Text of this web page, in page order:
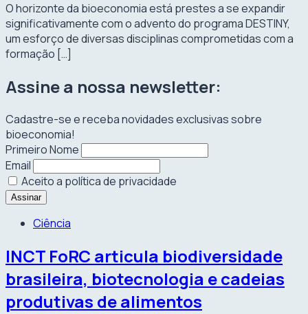
O horizonte da bioeconomia está prestes a se expandir
significativamente com o advento do programa DESTINY,
um esforço de diversas disciplinas comprometidas com a
formação […]
Assine a nossa newsletter:
Cadastre-se e receba novidades exclusivas sobre
bioeconomia!
Primeiro Nome
Email
Aceito a política de privacidade
Ciência
INCT FoRC articula biodiversidade
brasileira, biotecnologia e cadeias
produtivas de alimentos